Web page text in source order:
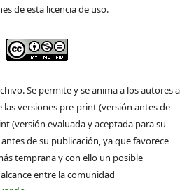
de esta licencia de uso.
Se permite y se anima a los autores a
versiones pre-print (versión antes de
(versión evaluada y aceptada para su
de su publicación, ya que favorece
temprana y con ello un posible
entre la comunidad